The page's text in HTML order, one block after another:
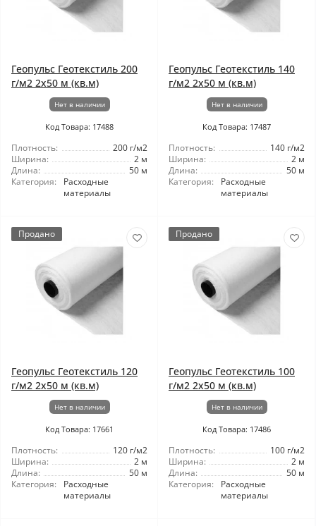
Геопульс Геотекстиль 200
г/м2 2x50 м (кв.м)
Нет в наличии
Код Товара: 17488
Плотность:
200 г/м2
Ширина:
2 м
Длина:
50 м
Категория:
Расходные
материалы
Геопульс Геотекстиль 140
г/м2 2x50 м (кв.м)
Нет в наличии
Код Товара: 17487
Плотность:
140 г/м2
Ширина:
2 м
Длина:
50 м
Категория:
Расходные
материалы
Продано
Геопульс Геотекстиль 120
г/м2 2x50 м (кв.м)
Нет в наличии
Код Товара: 17661
Плотность:
120 г/м2
Ширина:
2 м
Длина:
50 м
Категория:
Расходные
материалы
Продано
Геопульс Геотекстиль 100
г/м2 2x50 м (кв.м)
Нет в наличии
Код Товара: 17486
Плотность:
100 г/м2
Ширина:
2 м
Длина:
50 м
Категория:
Расходные
материалы